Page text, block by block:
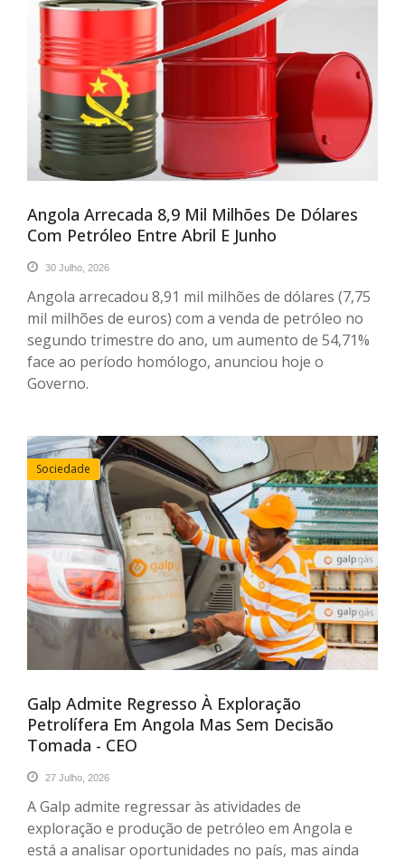
Angola Arrecada 8,9 Mil Milhões De Dólares
Com Petróleo Entre Abril E Junho
30 Julho, 2026
Angola arrecadou 8,91 mil milhões de dólares (7,75
mil milhões de euros) com a venda de petróleo no
segundo trimestre do ano, um aumento de 54,71%
face ao período homólogo, anunciou hoje o
Governo.
Sociedade
Galp Admite Regresso À Exploração
Petrolífera Em Angola Mas Sem Decisão
Tomada - CEO
27 Julho, 2026
A Galp admite regressar às atividades de
exploração e produção de petróleo em Angola e
está a analisar oportunidades no país, mas ainda